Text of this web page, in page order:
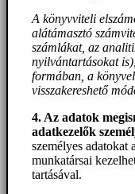
A könyvviteli
alátámasztó
számlákat, az
nyilvántartásokat
formában, a
visszakereshető
4. Az adatok
adatkezelők
személyes adatokat
munkatársai
tartásával.